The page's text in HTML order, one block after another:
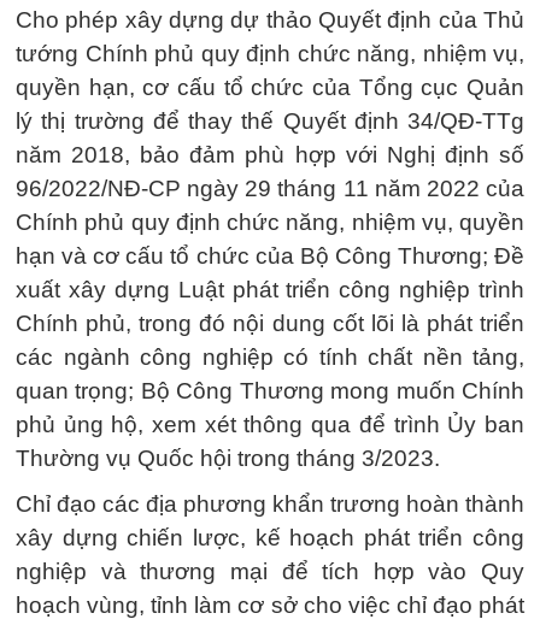
Cho phép xây dựng dự thảo Quyết định của Thủ
tướng Chính phủ quy định chức năng, nhiệm vụ,
quyền hạn, cơ cấu tổ chức của Tổng cục Quản
lý thị trường để thay thế Quyết định 34/QĐ-TTg
năm 2018, bảo đảm phù hợp với Nghị định số
96/2022/NĐ-CP ngày 29 tháng 11 năm 2022 của
Chính phủ quy định chức năng, nhiệm vụ, quyền
hạn và cơ cấu tổ chức của Bộ Công Thương; Đề
xuất xây dựng Luật phát triển công nghiệp trình
Chính phủ, trong đó nội dung cốt lõi là phát triển
các ngành công nghiệp có tính chất nền tảng,
quan trọng; Bộ Công Thương mong muốn Chính
phủ ủng hộ, xem xét thông qua để trình Ủy ban
Thường vụ Quốc hội trong tháng 3/2023.
Chỉ đạo các địa phương khẩn trương hoàn thành
xây dựng chiến lược, kế hoạch phát triển công
nghiệp và thương mại để tích hợp vào Quy
hoạch vùng, tỉnh làm cơ sở cho việc chỉ đạo phát